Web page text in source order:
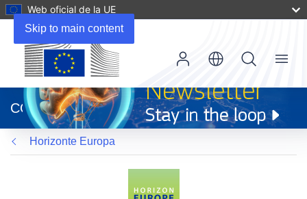
Skip to main content
Web oficial de la UE
abrirá
en
una
nueva
ventana)
CORDIS
Menu
Horizonte Europa